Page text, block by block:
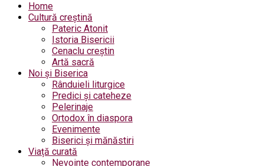
Home
Cultură creștină
Pateric Atonit
Istoria Bisericii
Cenaclu creștin
Artă sacră
Noi și Biserica
Rânduieli liturgice
Predici și cateheze
Pelerinaje
Ortodox în diaspora
Evenimente
Biserici și mănăstiri
Viață curată
Nevoințe contemporane